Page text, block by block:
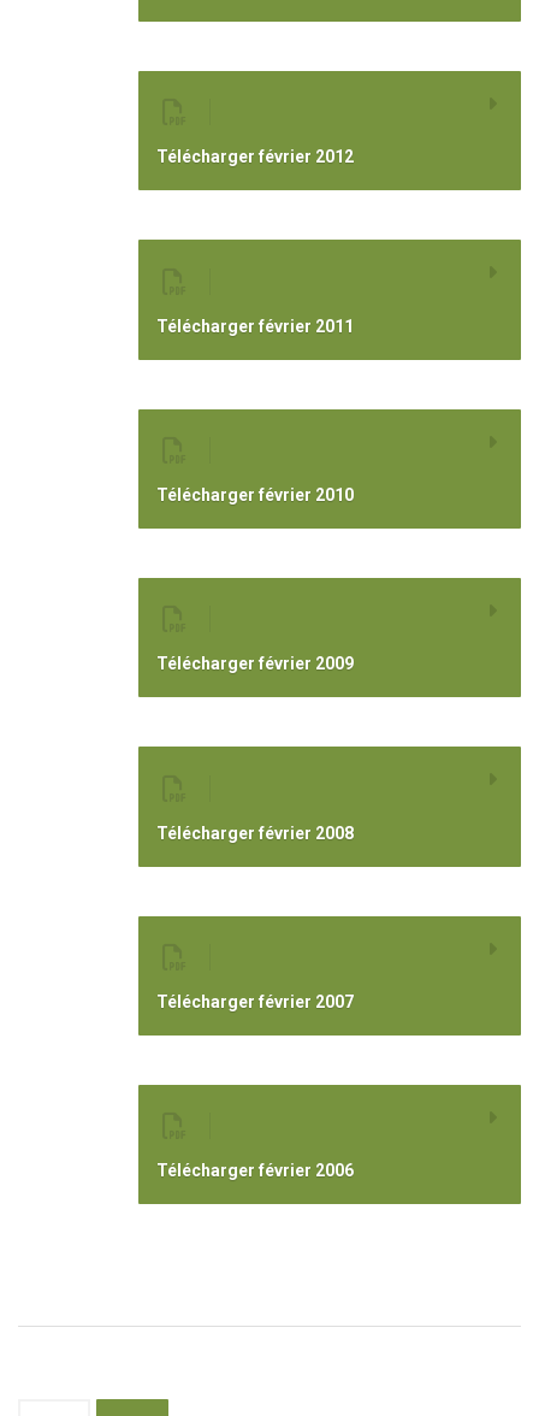
Télécharger février 2012
Télécharger février 2011
Télécharger février 2010
Télécharger février 2009
Télécharger février 2008
Télécharger février 2007
Télécharger février 2006